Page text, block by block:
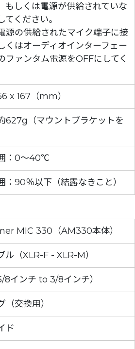
もしくは電源が供給されていな
ください。
源の供給されたマイク端子に接
くはオーディオインターフェー
ファンタム電源をOFFにしてく
x 167（mm）
627g（マウントブラケットを
：0～40℃
：90％以下（結露なきこと）
MIC 330（AM330本体）
ル（XLR-F - XLR-M）
8インチ to 3/8インチ）
（交換用）
ド